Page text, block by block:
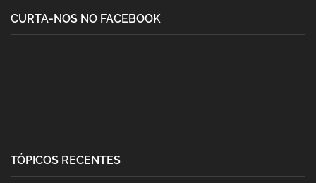
CURTA-NOS NO FACEBOOK
TÓPICOS RECENTES